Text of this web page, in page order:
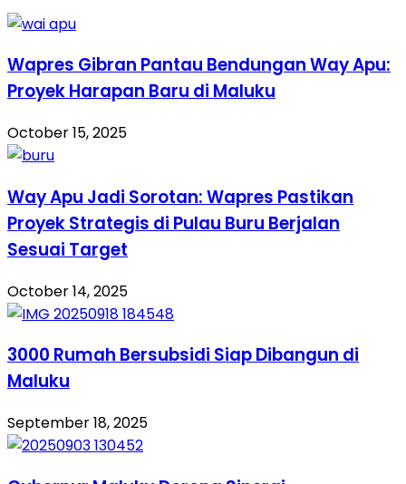
Wapres Gibran Pantau Bendungan Way Apu:
Proyek Harapan Baru di Maluku
October 15, 2025
Way Apu Jadi Sorotan: Wapres Pastikan
Proyek Strategis di Pulau Buru Berjalan
Sesuai Target
October 14, 2025
3000 Rumah Bersubsidi Siap Dibangun di
Maluku
September 18, 2025